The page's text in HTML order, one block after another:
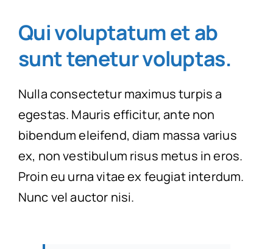
Qui voluptatum et ab
sunt tenetur voluptas.
Nulla consectetur maximus turpis a
egestas. Mauris efficitur, ante non
bibendum eleifend, diam massa varius
ex, non vestibulum risus metus in eros.
Proin eu urna vitae ex feugiat interdum.
Nunc vel auctor nisi.